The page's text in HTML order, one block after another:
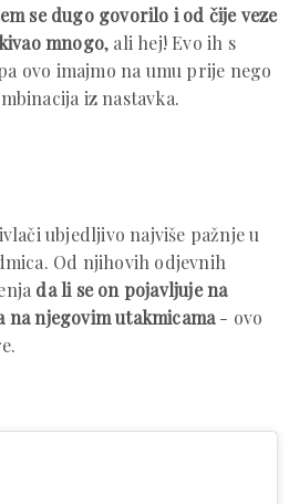
se dugo govorilo i od čije veze
mnogo, ali hej! Evo ih s
ovo imajmo na umu prije nego
iz nastavka.
ubjedljivo najviše pažnje u
Od njihovih odjevnih
da li se on pojavljuje na
njegovim utakmicama- ovo